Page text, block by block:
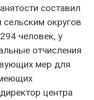
составил
округов
человек, у
отчисления
мер для
центра